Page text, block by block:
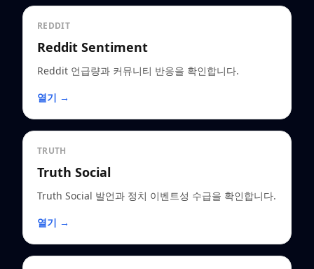
REDDIT
Reddit Sentiment
Reddit 언급량과 커뮤니티 반응을 확인합니다.
열기 →
TRUTH
Truth Social
Truth Social 발언과 정치 이벤트성 수급을 확인합니다.
열기 →